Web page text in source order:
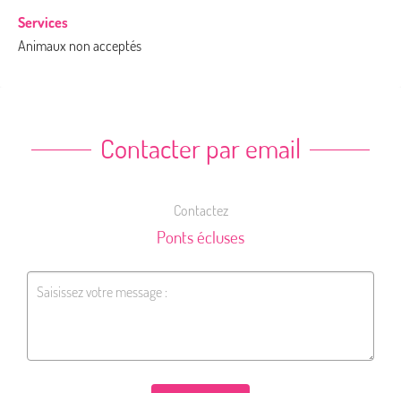
Services
Animaux non acceptés
Contacter par email
Contactez
Ponts écluses